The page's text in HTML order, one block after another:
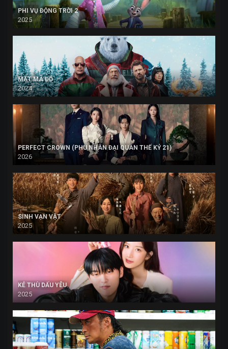
PHI VỤ ĐỘNG TRỜI 2
2025
MẬT MÃ ĐỎ
2024
PERFECT CROWN (PHU NHÂN ĐẠI QUÂN THẾ KỶ 21)
2026
SINH VẠN VẬT
2025
KẺ THÙ DẤU YÊU
2025